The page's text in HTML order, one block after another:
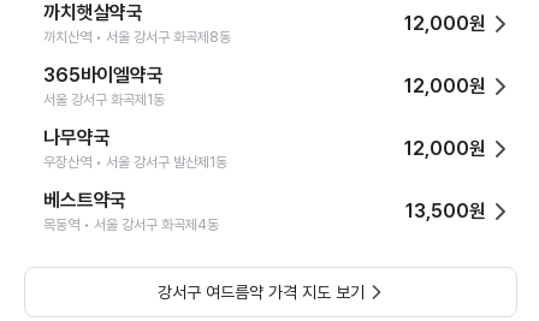
까치햇살약국
까치산역 • 서울 강서구 화곡제8동
12,000원
365바이엘약국
서울 강서구 화곡제1동
12,000원
나무약국
우장산역 • 서울 강서구 발산제1동
12,000원
베스트약국
목동역 • 서울 강서구 화곡제4동
13,500원
강서구 여드름약 가격 지도 보기